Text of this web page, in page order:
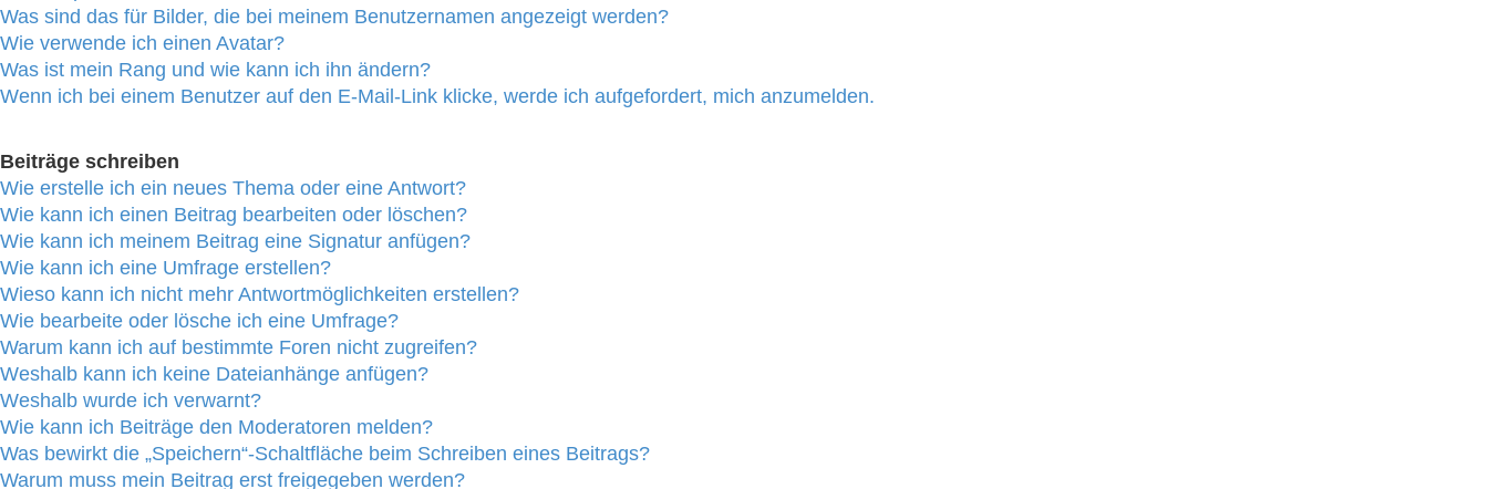
Was sind das für Bilder, die bei meinem Benutzernamen angezeigt werden?
Wie verwende ich einen Avatar?
Was ist mein Rang und wie kann ich ihn ändern?
Wenn ich bei einem Benutzer auf den E-Mail-Link klicke, werde ich aufgefordert, mich anzumelden.
Beiträge schreiben
Wie erstelle ich ein neues Thema oder eine Antwort?
Wie kann ich einen Beitrag bearbeiten oder löschen?
Wie kann ich meinem Beitrag eine Signatur anfügen?
Wie kann ich eine Umfrage erstellen?
Wieso kann ich nicht mehr Antwortmöglichkeiten erstellen?
Wie bearbeite oder lösche ich eine Umfrage?
Warum kann ich auf bestimmte Foren nicht zugreifen?
Weshalb kann ich keine Dateianhänge anfügen?
Weshalb wurde ich verwarnt?
Wie kann ich Beiträge den Moderatoren melden?
Was bewirkt die „Speichern“-Schaltfläche beim Schreiben eines Beitrags?
Warum muss mein Beitrag erst freigegeben werden?